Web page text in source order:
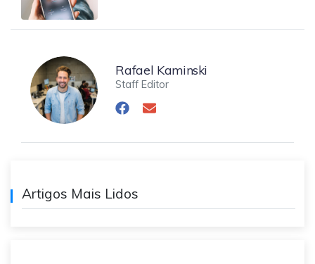
Rafael Kaminski
Staff Editor
Artigos Mais Lidos